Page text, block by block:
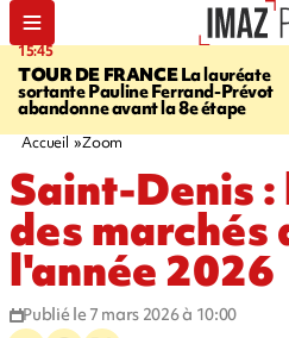
15:45
TOUR DE FRANCELa lauréate
sortante Pauline Ferrand-Prévot
abandonne avant la 8e étape
Accueil Zoom
Saint-Denis
des marchés
l'année 2026
Publié le 7 mars 2026 à 10:00